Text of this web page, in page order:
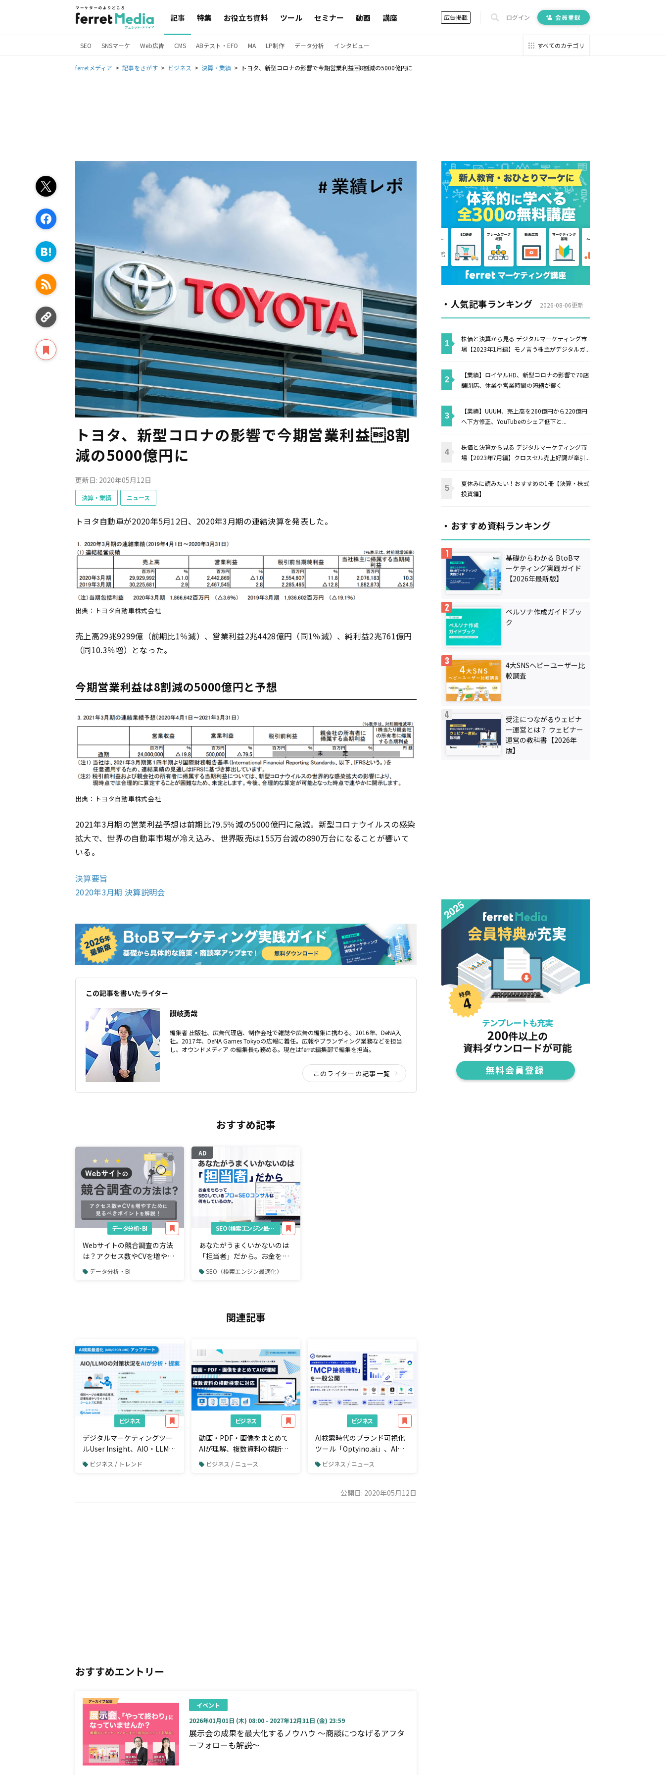
記事 特集 お役立ち資料 ツール セミナー 動画 講座 広告掲載 ログイン 会員登録
SEO SNSマーケ Web広告 CMS ABテスト・EFO MA LP制作 データ分析 インタビュー すべてのカテゴリ
ferretメディア 記事をさがす ビジネス 決算・業績 トヨタ、新型コロナの影響で今期営業利益8割減の5000億円に
トヨタ、新型コロナの影響で今期営業利益8割
減の5000億円に
更新日: 2020年05月12日
決算・業績 ニュース
トヨタ自動車が2020年5月12日、2020年3月期の連結決算を発表した。
出典：トヨタ自動車株式会社
売上高29兆9299億（前期比1％減）、営業利益2兆4428億円（同1％減）、純利益2兆761億円
（同10.3％増）となった。
今期営業利益は8割減の5000億円と予想
出典：トヨタ自動車株式会社
2021年3月期の営業利益予想は前期比79.5％減の5000億円に急減。新型コロナウイルスの感染
拡大で、世界の自動車市場が冷え込み、世界販売は155万台減の890万台になることが響いて
いる。
決算要旨
2020年3月期 決算説明会
この記事を書いたライター
讃岐勇哉
編集者 出版社、広告代理店、制作会社で雑誌や広告の編集に携わる。2016年、DeNA入
社。2017年、DeNA Games Tokyoの広報に着任。広報やブランディング業務などを担当
し、オウンドメディア の編集長も務める。現在はferret編集部で編集を担当。
このライターの記事一覧
おすすめ記事
データ分析・BI
Webサイトの競合調査の方法
は？アクセス数やCVを増やす
ために見るべきポイント
データ分析・BI
AD
SEO（検索エンジン最適化）
あなたがうまくいかないのは
「担当者」だから。お金をも
らってSEOしているプロ＝
SEO（検索エンジン最適化）
関連記事
ビジネス
デジタルマーケティングツー
ルUser Insight、AIO・LLMO
対策状況チェックから改善策
提案までを「LLMOダッシュ
ビジネス / トレンド
ビジネス
動画・PDF・画像をまとめて
AIが理解、複数資料の横断検
索に対応
ビジネス / ニュース
ビジネス
AI検索時代のブランド可視化
ツール「Optyino.ai」、AIエ
ージェントからダッシュボー
ドデータを直接参照できる
ビジネス / ニュース
公開日: 2020年05月12日
おすすめエントリー
イベント
2026年01月01日 (木) 08:00 - 2027年12月31日 (金) 23:59
展示会の成果を最大化するノウハウ ～商談につなげるアフタ
ーフォローも解説～
・人気記事ランキング 2026-08-06更新
株価と決算から見る デジタルマーケティング市
場【2023年1月編】モノ言う株主がデジタルガ...
【業績】ロイヤルHD、新型コロナの影響で70店
舗閉店、休業や営業時間の短縮が響く
【業績】UUUM、売上高を260億円から220億円
へ下方修正、YouTubeのシェア低下と...
株価と決算から見る デジタルマーケティング市
場【2023年7月編】クロスセル売上好調が牽引...
夏休みに読みたい！おすすめの1冊【決算・株式
投資編】
・おすすめ資料ランキング
基礎からわかる BtoBマ
ーケティング実践ガイド
【2026年最新版】
ペルソナ作成ガイドブッ
ク
4大SNSヘビーユーザー比
較調査
受注につながるウェビナ
ー運営とは？ ウェビナー
運営の教科書【2026年
版】